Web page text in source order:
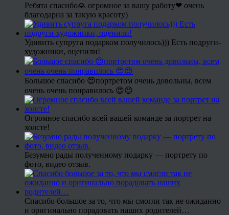
Ребята спасибо🙏 огромное за вашу работу❤ очень
благодарна за такую красоту)
Удивить супруга подарком получилось))) Есть подруги-
художники, оценили!
Большое спасибо 😍портретом очень довольны, всем
очень очень понравилось 😍😍
Огромное спасибо всей вашей команде за портрет на
холсте!
Безумно рады полученному подарку — портрету по
фото, видео отзыв.
Спасибо большое за то, что мы смогли так не ожиданно
и оригинально порадовать наших родителей…